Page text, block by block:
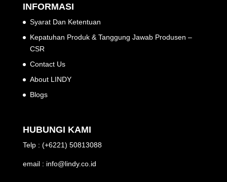
INFORMASI
Syarat Dan Ketentuan
Kepatuhan Produk & Tanggung Jawab Produsen –
CSR
Contact Us
About LINDY
Blogs
HUBUNGI KAMI
Telp : (+6221) 50813088
email : info@lindy.co.id